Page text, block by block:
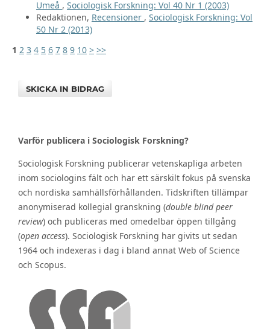
Umeå , Sociologisk Forskning: Vol 40 Nr 1 (2003)
Redaktionen, Recensioner , Sociologisk Forskning: Vol
50 Nr 2 (2013)
1 2 3 4 5 6 7 8 9 10 > >>
SKICKA IN BIDRAG
Varför publicera i Sociologisk Forskning?
Sociologisk Forskning publicerar vetenskapliga arbeten
inom sociologins fält och har ett särskilt fokus på svenska
och nordiska samhällsförhållanden. Tidskriften tillämpar
anonymiserad kollegial granskning (double blind peer
review) och publiceras med omedelbar öppen tillgång
(open access). Sociologisk Forskning har givits ut sedan
1964 och indexeras i dag i bland annat Web of Science
och Scopus.